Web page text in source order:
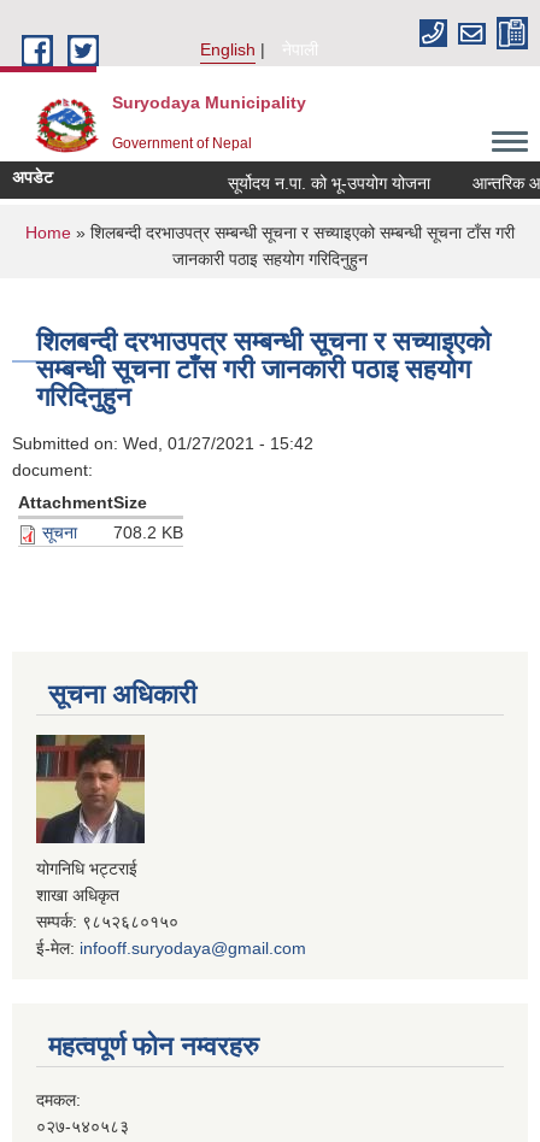
English
नेपाली
Suryodaya Municipality
Government of Nepal
अपडेट सूर्योदय न.पा. को भू-उपयोग योजना आन्तरिक आय
You are here
Home » शिलबन्दी दरभाउपत्र सम्बन्धी सूचना र सच्याइएको सम्बन्धी सूचना टाँस गरी
जानकारी पठाइ सहयोग गरिदिनुहुन
शिलबन्दी दरभाउपत्र सम्बन्धी सूचना र सच्याइएको
सम्बन्धी सूचना टाँस गरी जानकारी पठाइ सहयोग
गरिदिनुहुन
Submitted on: Wed, 01/27/2021 - 15:42
document:
AttachmentSize
सूचना
708.2 KB
सूचना अधिकारी
योगनिधि भट्टराई
शाखा अधिकृत
सम्पर्क: ९८५२६८०१५०
ई-मेल: infooff.suryodaya@gmail.com
महत्वपूर्ण फोन नम्वरहरु
दमकल:
०२७-५४०५८३